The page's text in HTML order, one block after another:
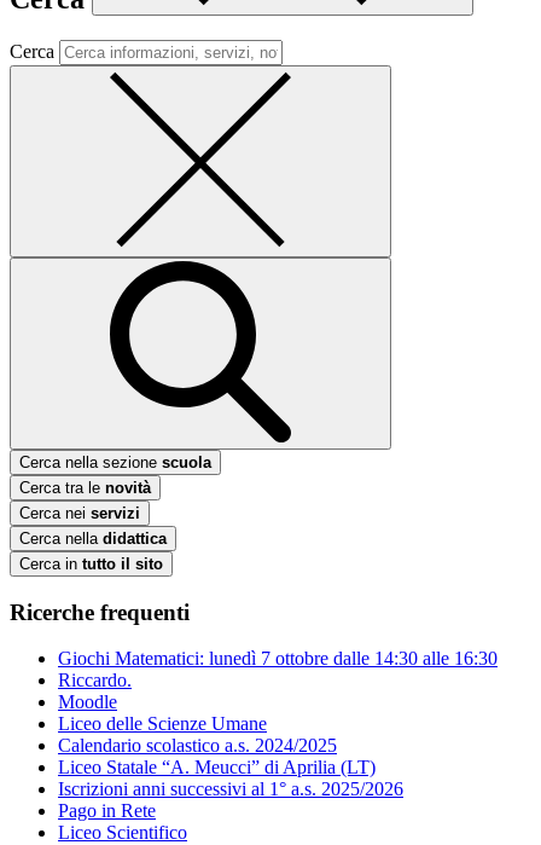
Cerca
Cerca nella sezione scuola
Cerca tra le novità
Cerca nei servizi
Cerca nella didattica
Cerca in tutto il sito
Ricerche frequenti
Giochi Matematici: lunedì 7 ottobre dalle 14:30 alle 16:30
Riccardo.
Moodle
Liceo delle Scienze Umane
Calendario scolastico a.s. 2024/2025
Liceo Statale “A. Meucci” di Aprilia (LT)
Iscrizioni anni successivi al 1° a.s. 2025/2026
Pago in Rete
Liceo Scientifico